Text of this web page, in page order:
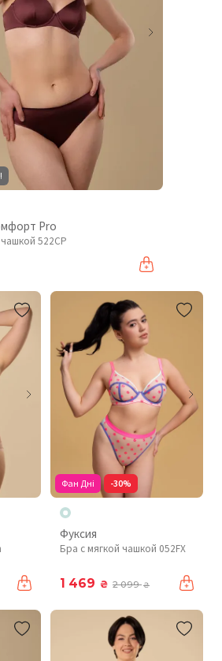
Pro
522CP
Фан Дні -30%
Фуксия
Бра с мягкой чашкой 052FX
1 469 ₴ 2 099₴